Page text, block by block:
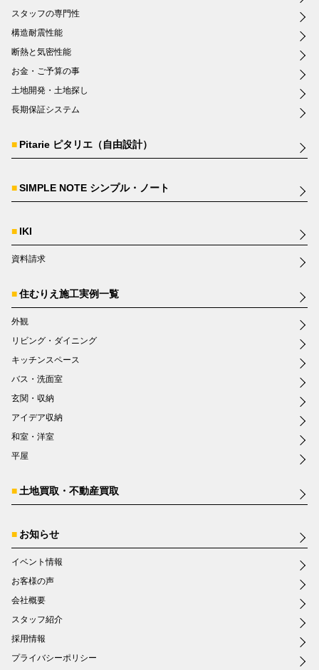
スタッフの専門性
構造耐震性能
断熱と気密性能
お金・ご予算の事
土地開発・土地探し
長期保証システム
Pitarie ピタリエ（自由設計）
SIMPLE NOTE シンプル・ノート
IKI
資料請求
住むりえ施工実例一覧
外観
リビング・ダイニング
キッチンスペース
バス・洗面室
玄関・収納
アイデア収納
和室・洋室
平屋
土地買取・不動産買取
お知らせ
イベント情報
お客様の声
会社概要
スタッフ紹介
採用情報
プライバシーポリシー